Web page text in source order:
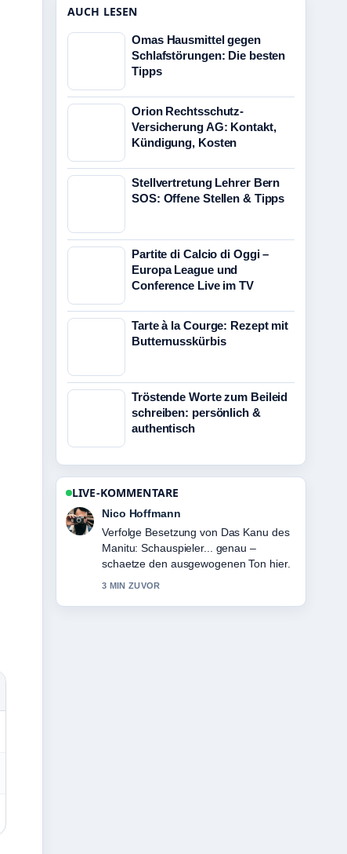
AUCH LESEN
Omas Hausmittel gegen
Schlafstörungen: Die besten
Tipps
Orion Rechtsschutz-
Versicherung AG: Kontakt,
Kündigung, Kosten
Stellvertretung Lehrer Bern
SOS: Offene Stellen & Tipps
Partite di Calcio di Oggi –
Europa League und
Conference Live im TV
Tarte à la Courge: Rezept mit
Butternusskürbis
Tröstende Worte zum Beileid
schreiben: persönlich &
authentisch
LIVE-KOMMENTARE
Hannah Weber
Hilfreicher Kontext zu SRF 1 gegen
100: Gratis-Wettbewerb heute nicht....
Bitte haltet diesen Liveticker aktuell.
5 MIN ZUVOR